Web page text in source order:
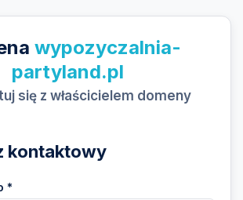
wypozyczalnia-
partyland.pl
się z właścicielem domeny
kontaktowy
*